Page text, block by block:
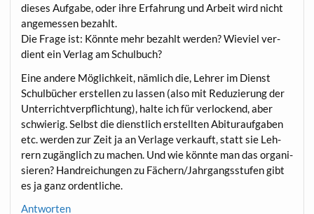
die­ses Auf­ga­be, oder ihre Erfah­rung und Arbeit wird nicht
ange­mes­sen bezahlt.
Die Fra­ge ist: Könn­te mehr bezahlt wer­den? Wie­viel ver­
dient ein Ver­lag am Schulbuch?
Eine ande­re Mög­lich­keit, näm­lich die, Leh­rer im Dienst
Schul­bü­cher erstel­len zu las­sen (also mit Redu­zie­rung der
Unter­richt­ver­pflich­tung), hal­te ich für ver­lo­ckend, aber
schwie­rig. Selbst die dienst­lich erstell­ten Abitur­auf­ga­ben
etc. wer­den zur Zeit ja an Ver­la­ge ver­kauft, statt sie Leh­
rern zugäng­lich zu machen. Und wie könn­te man das orga­ni­
sie­ren? Hand­rei­chun­gen zu Fächern/Jahrgangsstufen gibt
es ja ganz ordentliche.
Antworten